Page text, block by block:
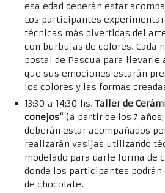
esa edad deberán estar
Los participantes
técnicas más divertidas del
con burbujas de colores. Cada
postal de Pascua para llevarle
que sus emociones estarán
los colores y las formas
13:30 a 14:30 hs. Taller de
conejos” (a partir de los 7
deberán estar acompañados
realizarán vasijas utilizando
modelado para darle forma de
donde los participantes podrán
de chocolate.